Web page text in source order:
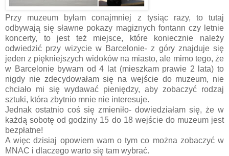
Przy muzeum byłam conajmniej z tysiąc razy, to tutaj
odbywają się sławne pokazy magiznych fontann czy letnie
koncerty, to jest też miejsce, które koniecznie należy
odwiedzić przy wizycie w Barcelonie- z góry znajduje się
jeden z piękniejszych widoków na miasto, ale mimo tego, że
w Barcelonie bywam od 4 lat (mieszkam prawie 2 lata) to
nigdy nie zdecydowałam się na wejście do muzeum, nie
chciało mi się wydawać pieniędzy, aby zobaczyć rodzaj
sztuki, która zbytnio mnie nie interesuje.
Jednak ostatnio coś się zmieniło- dowiedziałam się, że w
każdą sobotę od godziny 15 do 18 wejście do muzeum jest
bezpłatne!
A więc dzisiaj opowiem wam o tym co można zobaczyć w
MNAC i dlaczego warto się tam wybrać.